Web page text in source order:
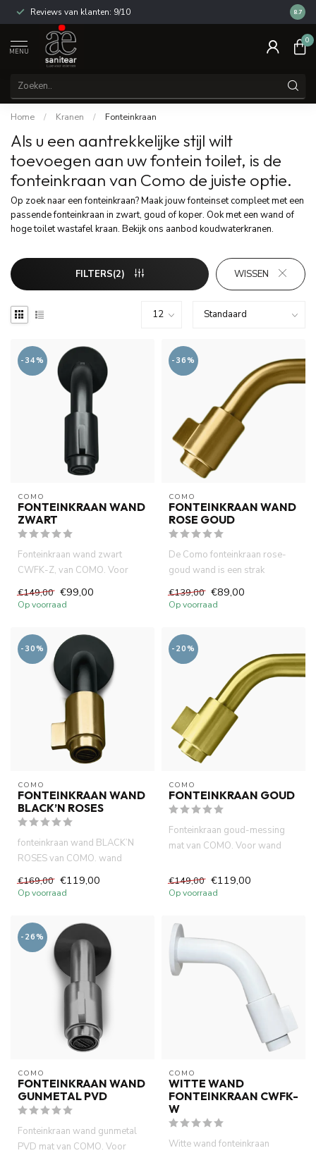
Reviews van klanten: 9/10 14
8.7
MENU
0
Home / Kranen / Fonteinkraan
Als u een aantrekkelijke stijl wilt
toevoegen aan uw fontein toilet, is de
fonteinkraan van Como de juiste optie.
Op zoek naar een fonteinkraan? Maak jouw fonteinset compleet met een
passende fonteinkraan in zwart, goud of koper. Ook met een wand of
hoge toilet wastafel kraan. Bekijk ons aanbod koudwaterkranen.
FILTERS(2) WISSEN
-34%
COMO
FONTEINKRAAN WAND
ZWART
Fonteinkraan wand zwart
CWFK-Z, van COMO. Voor
levensduur ne...
€149,00 €99,00
Op voorraad
-36%
COMO
FONTEINKRAAN WAND
ROSE GOUD
De Como fonteinkraan rose-
goud wand is een strak
co...
€139,00 €89,00
Op voorraad
-30%
COMO
FONTEINKRAAN WAND
BLACK’N ROSES
fonteinkraan wand BLACK’N
ROSES van COMO. wand
Vanu...
€169,00 €119,00
Op voorraad
-20%
COMO
FONTEINKRAAN GOUD
Fonteinkraan goud-messing
mat van COMO. Voor wand
neop...
€149,00 €119,00
Op voorraad
-26%
COMO
FONTEINKRAAN WAND
GUNMETAL PVD
Fonteinkraan wand gunmetal
PVD mat van COMO. Voor
COMO
WITTE WAND
FONTEINKRAAN CWFK-
W
Witte wand fonteinkraan